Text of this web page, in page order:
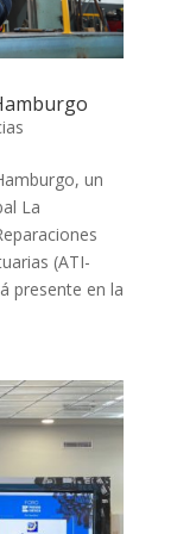
un
La
(ATI-
presente en la